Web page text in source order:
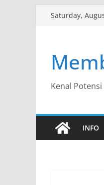
Saturday,
Kenal Potensi
INFO